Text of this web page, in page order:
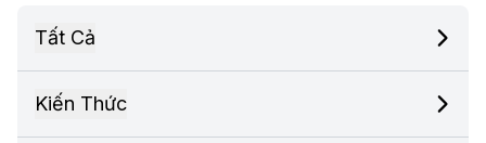
Tất Cả
Kiến Thức